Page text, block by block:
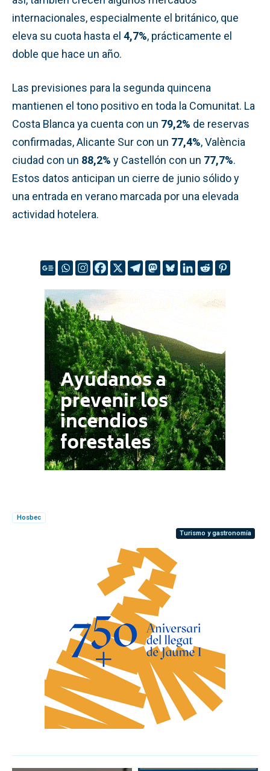
internacionales, especialmente el británico, que
eleva su cuota hasta el 4,7%, prácticamente el
doble que hace un año.
Las previsiones para la segunda quincena
mantienen el tono positivo en toda la Comunitat. La
Costa Blanca ya cuenta con un 79,2% de reservas
confirmadas, Alicante Sur con un 77,4%, València
ciudad con un 88,2% y Castellón con un 77,7%.
Estos datos anticipan un cierre de junio sólido y
una entrada en verano marcada por una elevada
actividad hotelera.
Hosbec
Turismo y gastronomía